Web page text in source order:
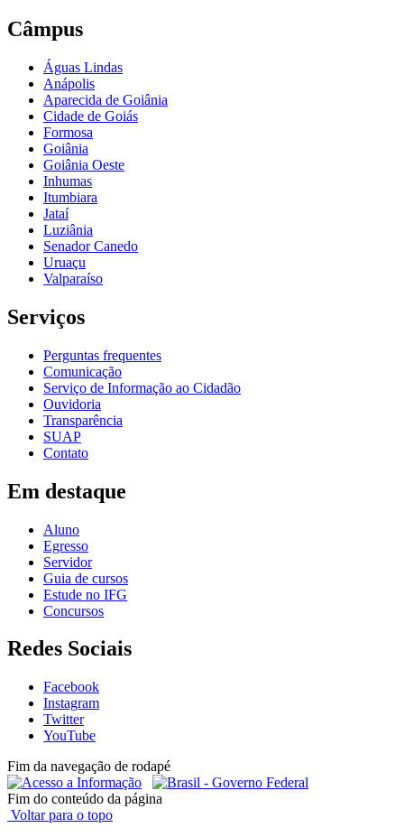
Câmpus
Águas Lindas
Anápolis
Aparecida de Goiânia
Cidade de Goiás
Formosa
Goiânia
Goiânia Oeste
Inhumas
Itumbiara
Jataí
Luziânia
Senador Canedo
Uruaçu
Valparaíso
Serviços
Perguntas frequentes
Comunicação
Serviço de Informação ao Cidadão
Ouvidoria
Transparência
SUAP
Contato
Em destaque
Aluno
Egresso
Servidor
Guia de cursos
Estude no IFG
Concursos
Redes Sociais
Facebook
Instagram
Twitter
YouTube
Fim da navegação de rodapé
Fim do conteúdo da página
Voltar para o topo